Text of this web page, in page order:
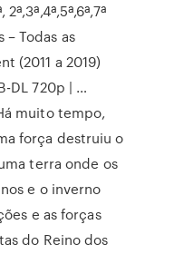
Todas as
(2011 a 2019)
DL 720p | …
muito tempo,
força destruiu o
terra onde os
e o inverno
e as forças
do Reino dos